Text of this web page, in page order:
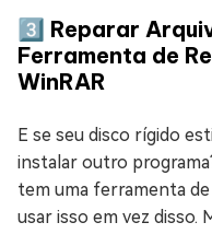
3️⃣ Reparar
Ferramenta de
WinRAR
E se seu disco rígido
instalar outro
tem uma ferramenta
usar isso em vez disso.